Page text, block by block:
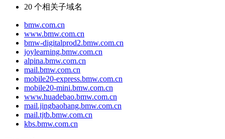
20 个相关子域名
bmw.com.cn
www.bmw.com.cn
bmw-digitalprod2.bmw.com.cn
joylearning.bmw.com.cn
alpina.bmw.com.cn
mail.bmw.com.cn
mobile20-express.bmw.com.cn
mobile20-mini.bmw.com.cn
www.huadebao.bmw.com.cn
mail.jingbaohang.bmw.com.cn
mail.tjtb.bmw.com.cn
kbs.bmw.com.cn